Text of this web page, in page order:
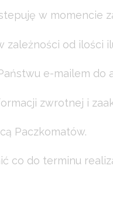
w momencie
zależności od
e-mailem do
zwrotnej i
Paczkomatów.
co do terminu